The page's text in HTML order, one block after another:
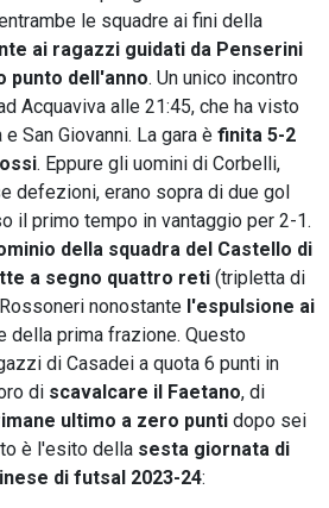
le squadre ai fini della
ai ragazzi guidati da Penserini
punto dell'anno. Un unico incontro
Acquaviva alle 21:45, che ha visto
San Giovanni. La gara è finita 5-2
. Eppure gli uomini di Corbelli,
defezioni, erano sopra di due gol
il primo tempo in vantaggio per 2-1.
della squadra del Castello di
a segno quattro reti (tripletta di
nonostante l'espulsione ai
della prima frazione. Questo
di Casadei a quota 6 punti in
di scavalcare il Faetano, di
ultimo a zero punti dopo sei
è l'esito della sesta giornata di
di futsal 2023-24: